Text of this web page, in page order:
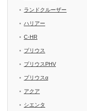
ランドクルーザー
ハリアー
C-HR
プリウス
プリウスPHV
プリウスα
アクア
シエンタ